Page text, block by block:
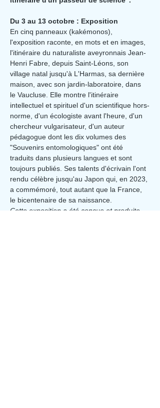
Du 3 au 13 octobre : Exposition
En cinq panneaux (kakémonos),
l'exposition raconte, en mots et en images,
l'itinéraire du naturaliste aveyronnais Jean-
Henri Fabre, depuis Saint-Léons, son
village natal jusqu'à L'Harmas, sa dernière
maison, avec son jardin-laboratoire, dans
le Vaucluse. Elle montre l'itinéraire
intellectuel et spirituel d'un scientifique hors-
norme, d'un écologiste avant l'heure, d'un
chercheur vulgarisateur, d'un auteur
pédagogue dont les dix volumes des
"Souvenirs entomologiques" ont été
traduits dans plusieurs langues et sont
toujours publiés. Ses talents d'écrivain l'ont
rendu célèbre jusqu'au Japon qui, en 2023,
a commémoré, tout autant que la France,
le bicentenaire de sa naissance.
Cette exposition a été conçue et produite…